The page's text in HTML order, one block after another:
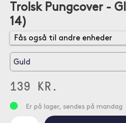
Trolsk Pungcover -
14)
Guld
139 KR.
Er på lager, sendes på mandag